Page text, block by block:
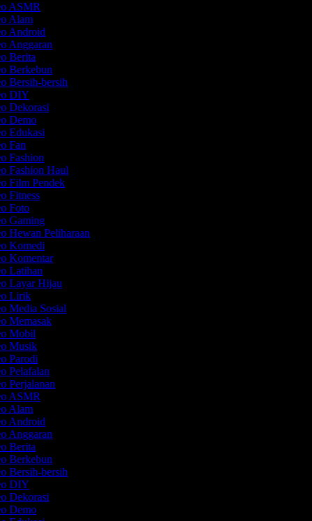
ASMR
Alam
Android
Anggaran
Berita
Berkebun
Bersih-bersih
DIY
Dekorasi
Demo
Edukasi
Fan
Fashion
Fashion Haul
Film Pendek
Fitness
Foto
Gaming
Hewan Peliharaan
Komedi
Komentar
Latihan
Layar Hijau
Lirik
Media Sosial
Memasak
Mobil
Musik
Parodi
Pelafalan
Perjalanan
ASMR
Alam
Android
Anggaran
Berita
Berkebun
Bersih-bersih
DIY
Dekorasi
Demo